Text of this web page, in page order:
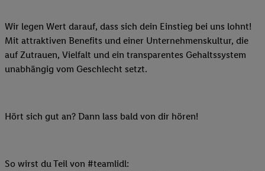
Wir legen Wert darauf, dass sich dein Einstieg bei uns lohnt!
Mit attraktiven Benefits und einer Unternehmenskultur, die
auf Zutrauen, Vielfalt und ein transparentes Gehaltssystem
unabhängig vom Geschlecht setzt.
Hört sich gut an? Dann lass bald von dir hören!
So wirst du Teil von #teamlidl: